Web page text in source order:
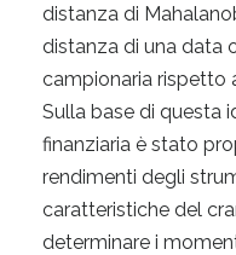
distanza di
distanza di una data
campionaria rispetto
Sulla base di questa
finanziaria è stato
rendimenti degli
caratteristiche del
determinare i